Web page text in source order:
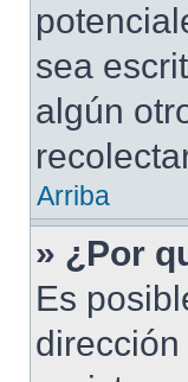
sea
algún
Arriba
» ¿Por
Es